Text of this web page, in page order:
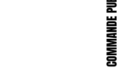
COMMANDE PUBLIQUE